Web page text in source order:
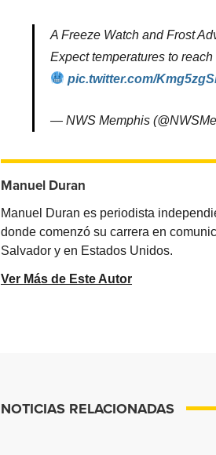
A Freeze Watch and Frost
Expect temperatures to
pic.twitter.com/
— NWS Memphis
Manuel Duran
Manuel Duran es periodista
donde comenzó su carrera en
Salvador y en Estados Unidos.
Ver Más de Este Autor
NOTICIAS RELACIONADAS